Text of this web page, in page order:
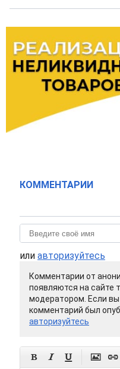
КОММЕНТАРИИ
или авторизуйтесь
Комментарии от
появляются на сайте
модератором. Если
комментарий был
авторизуйтесь
    